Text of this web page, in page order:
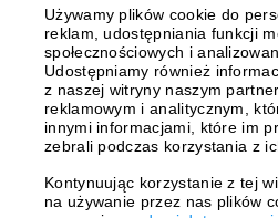
Szwecja
Wielka
Włochy
Używamy plików cookie do
reklam, udostępniania funkcji
społecznościowych i
Udostępniamy również
z naszej witryny naszym
reklamowym i analitycznym,
innymi informacjami, które im
zebrali podczas korzystania z
Kontynuując korzystanie z tej
na używanie przez nas plików